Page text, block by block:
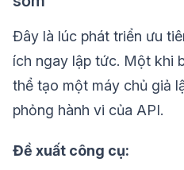
Đây là lúc phát triển ưu
ích ngay lập tức. Một khi
thể tạo một máy chủ giả
phỏng hành vi của API.
Đề xuất công cụ: